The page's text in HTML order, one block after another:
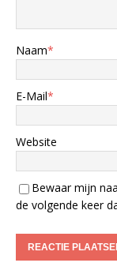
Naam*
E-Mail*
Website
Bewaar mijn
de volgende keer